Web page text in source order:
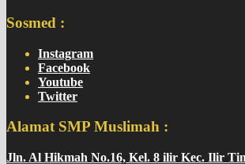
Sosmed :
Instagram
Facebook
Youtube
Twitter
Alamat SMP Muslimah :
Jln. Al Hikmah No.16, Kel. 8 ilir Kec. Ilir